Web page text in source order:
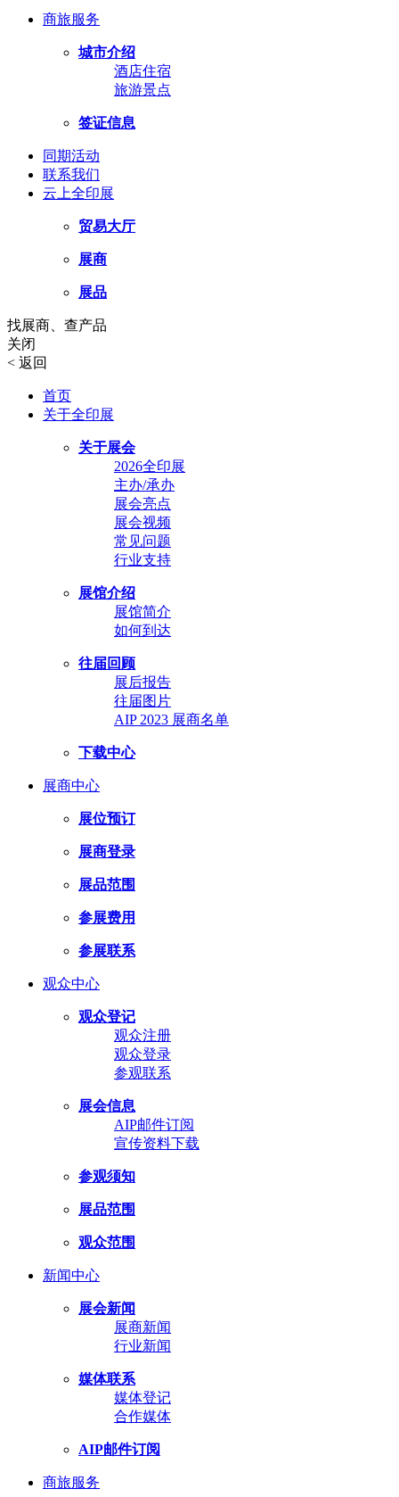
商旅服务
城市介绍
酒店住宿
旅游景点
签证信息
同期活动
联系我们
云上全印展
贸易大厅
展商
展品
找展商、查产品
关闭
< 返回
首页
关于全印展
关于展会
2026全印展
主办/承办
展会亮点
展会视频
常见问题
行业支持
展馆介绍
展馆简介
如何到达
往届回顾
展后报告
往届图片
AIP 2023 展商名单
下载中心
展商中心
展位预订
展商登录
展品范围
参展费用
参展联系
观众中心
观众登记
观众注册
观众登录
参观联系
展会信息
AIP邮件订阅
宣传资料下载
参观须知
展品范围
观众范围
新闻中心
展会新闻
展商新闻
行业新闻
媒体联系
媒体登记
合作媒体
AIP邮件订阅
商旅服务